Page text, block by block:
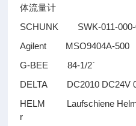
体流量计
SCHUNK SWK-011-000-
Agilent MSO9404A-500
G-BEE 84-1/2`
DELTA DC2010
HELM Laufschiene Helm
r